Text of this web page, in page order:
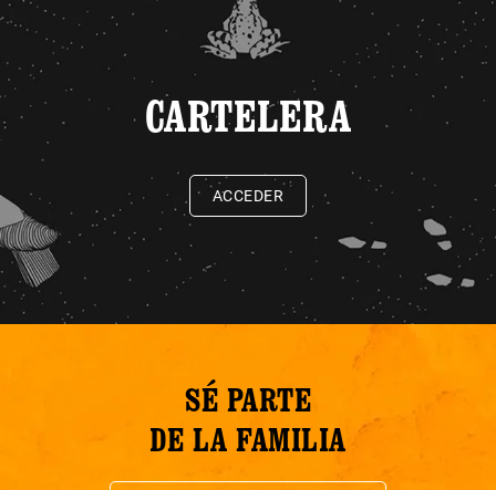
CARTELERA
ACCEDER
SÉ PARTE
DE LA FAMILIA